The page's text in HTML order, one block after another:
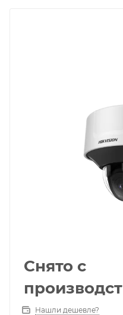
Снято с
Нашли дешевле?